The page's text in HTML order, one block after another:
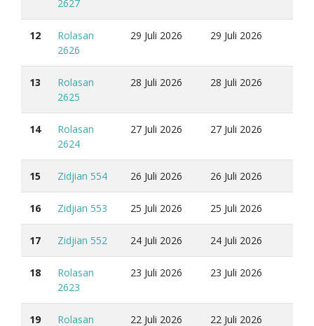
2627
12
Rolasan
2626
29 Juli 2026 29 Juli 2026
13
Rolasan
2625
28 Juli 2026 28 Juli 2026
14
Rolasan
2624
27 Juli 2026 27 Juli 2026
15 Zidjian 554 26 Juli 2026 26 Juli 2026
16 Zidjian 553 25 Juli 2026 25 Juli 2026
17 Zidjian 552 24 Juli 2026 24 Juli 2026
18
Rolasan
2623
23 Juli 2026 23 Juli 2026
19 Rolasan 22 Juli 2026 22 Juli 2026